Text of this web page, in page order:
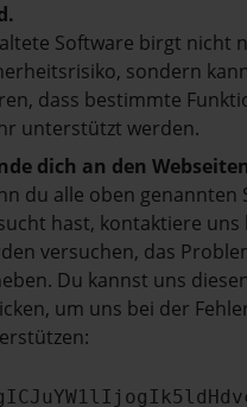
Software birgt nicht
sondern
dass bestimmte
unterstützt werden.
dich an den
du alle oben genannten
hast, kontaktiere uns
versuchen, das
Du kannst uns
um uns bei der